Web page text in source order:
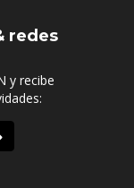
redes
y recibe